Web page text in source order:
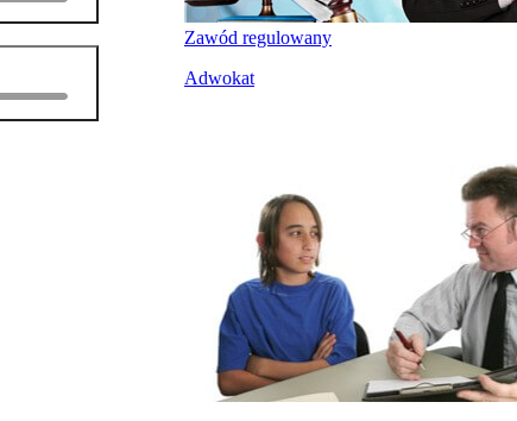
Zawód regulowany
Adwokat